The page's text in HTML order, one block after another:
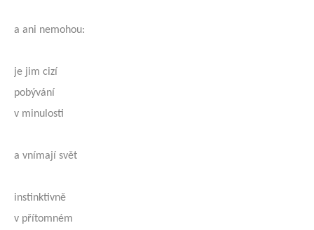
a ani nemohou:
je jim cizí
pobývání
v minulosti
a vnímají svět
instinktivně
v přítomném